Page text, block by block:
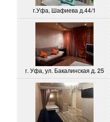
г.Уфа, Шафиева д.44/1
г. Уфа, ул. Бакалинская д. 25